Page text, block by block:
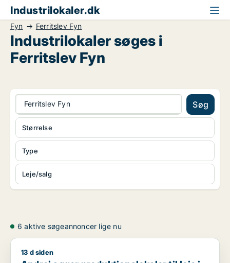
Industrilokaler.dk
Fyn Ferritslev Fyn
Industrilokaler søges i
Ferritslev Fyn
Ferritslev Fyn Søg
Type
Leje/salg
Størrelse
6 aktive søgeannoncer lige nu
Andrej søger produktionslokaler til leje i Fyn
13 d siden